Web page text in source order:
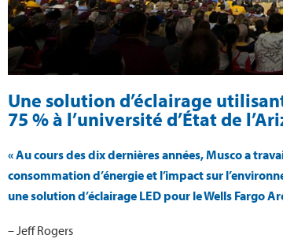
Une solution d’éclairage
75 % à l’université d’État de
« Au cours des dix dernières années, Musco a
consommation d’énergie et l’impact sur
une solution d’éclairage LED pour le Wells Fargo
– Jeff Rogers